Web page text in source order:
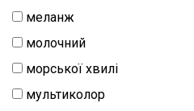
меланж
молочний
морської хвилі
мультиколор